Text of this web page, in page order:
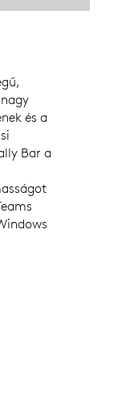
és a
Bar a